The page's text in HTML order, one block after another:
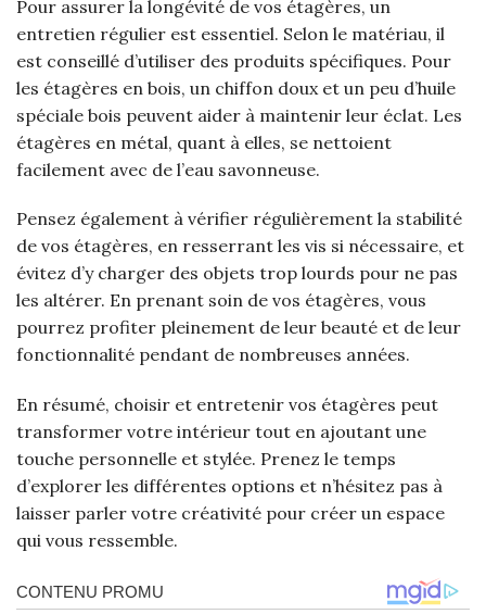
Pour assurer la longévité de vos étagères, un
entretien régulier est essentiel. Selon le matériau, il
est conseillé d’utiliser des produits spécifiques. Pour
les étagères en bois, un chiffon doux et un peu d’huile
spéciale bois peuvent aider à maintenir leur éclat. Les
étagères en métal, quant à elles, se nettoient
facilement avec de l’eau savonneuse.
Pensez également à vérifier régulièrement la stabilité
de vos étagères, en resserrant les vis si nécessaire, et
évitez d’y charger des objets trop lourds pour ne pas
les altérer. En prenant soin de vos étagères, vous
pourrez profiter pleinement de leur beauté et de leur
fonctionnalité pendant de nombreuses années.
En résumé, choisir et entretenir vos étagères peut
transformer votre intérieur tout en ajoutant une
touche personnelle et stylée. Prenez le temps
d’explorer les différentes options et n’hésitez pas à
laisser parler votre créativité pour créer un espace
qui vous ressemble.